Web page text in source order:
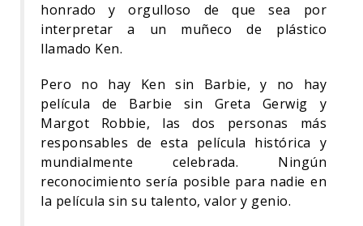
honrado y orgulloso de que sea por
interpretar a un muñeco de plástico
llamado Ken.
Pero no hay Ken sin Barbie, y no hay
película de Barbie sin Greta Gerwig y
Margot Robbie, las dos personas más
responsables de esta película histórica y
mundialmente celebrada. Ningún
reconocimiento sería posible para nadie en
la película sin su talento, valor y genio.